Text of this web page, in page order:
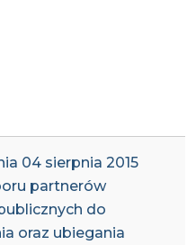
04 sierpnia 2015
partnerów
do
oraz ubiegania